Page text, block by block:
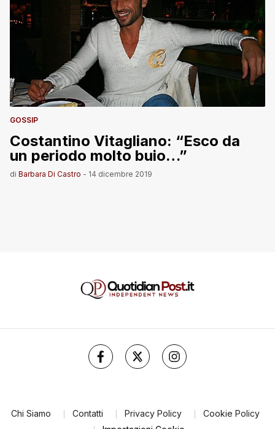
GOSSIP
Costantino Vitagliano: “Esco da
un periodo molto buio…”
di Barbara Di Castro - 14 dicembre 2019
Chi Siamo Contatti Privacy Policy
Cookie Policy